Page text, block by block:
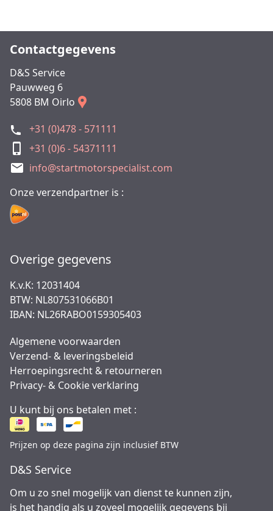
Contactgegevens
D&S Service
Pauwweg 6
5808 BM Oirlo
+31 (0)478 - 571111
+31 (0)6 - 54371111
info@startmotorspecialist.com
Onze verzendpartner is :
Overige gegevens
K.v.K: 12031404
BTW: NL807531066B01
IBAN: NL26RABO0159305403
Algemene voorwaarden
Verzend- & leveringsbeleid
Herroepingsrecht & retourneren
Privacy- & Cookie verklaring
U kunt bij ons betalen met :
Prijzen op deze pagina zijn inclusief BTW
D&S Service
Om u zo snel mogelijk van dienst te kunnen zijn,
is het handig als u zoveel mogelijk gegevens bij